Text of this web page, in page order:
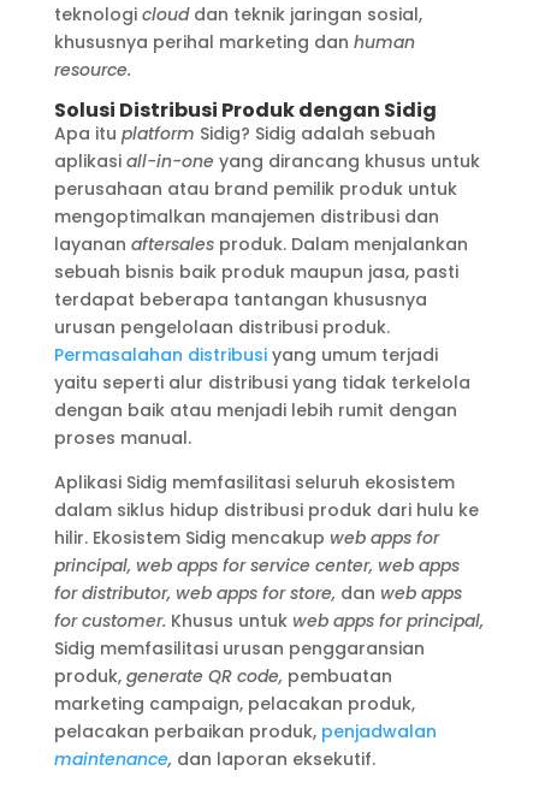
teknologi clouddan teknik jaringan sosial,
khususnya perihal marketing dan human
resource.
Solusi Distribusi Produk dengan Sidig
Apa itu platform Sidig? Sidig adalah sebuah
aplikasi all-in-one yang dirancang khusus untuk
perusahaan atau brand pemilik produk untuk
mengoptimalkan manajemen distribusi dan
layanan aftersalesproduk. Dalam menjalankan
sebuah bisnis baik produk maupun jasa, pasti
terdapat beberapa tantangan khususnya
urusan pengelolaan distribusi produk.
Permasalahan distribusiyang umum terjadi
yaitu seperti alur distribusi yang tidak terkelola
dengan baik atau menjadi lebih rumit dengan
proses manual.
Aplikasi Sidig memfasilitasi seluruh ekosistem
dalam siklus hidup distribusi produk dari hulu ke
hilir. Ekosistem Sidig mencakup web apps for
principal, web apps for service center, web apps
for distributor, web apps for store, dan web apps
for customer. Khusus untuk web apps for principal,
Sidig memfasilitasi urusan penggaransian
produk, generate QR code, pembuatan
marketing campaign, pelacakan produk,
pelacakan perbaikan produk,penjadwalan
maintenance, dan laporan eksekutif.